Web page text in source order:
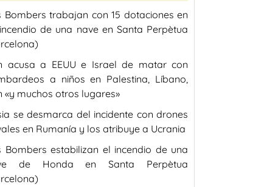
Bombers trabajan con 15 dotaciones en
de una nave en Santa Perpètua
acusa a EEUU e Israel de matar con
a niños en Palestina, Líbano,
«y muchos otros lugares»
se desmarca del incidente con drones
en Rumanía y los atribuye a Ucrania
Bombers estabilizan el incendio de una
de Honda en Santa Perpètua